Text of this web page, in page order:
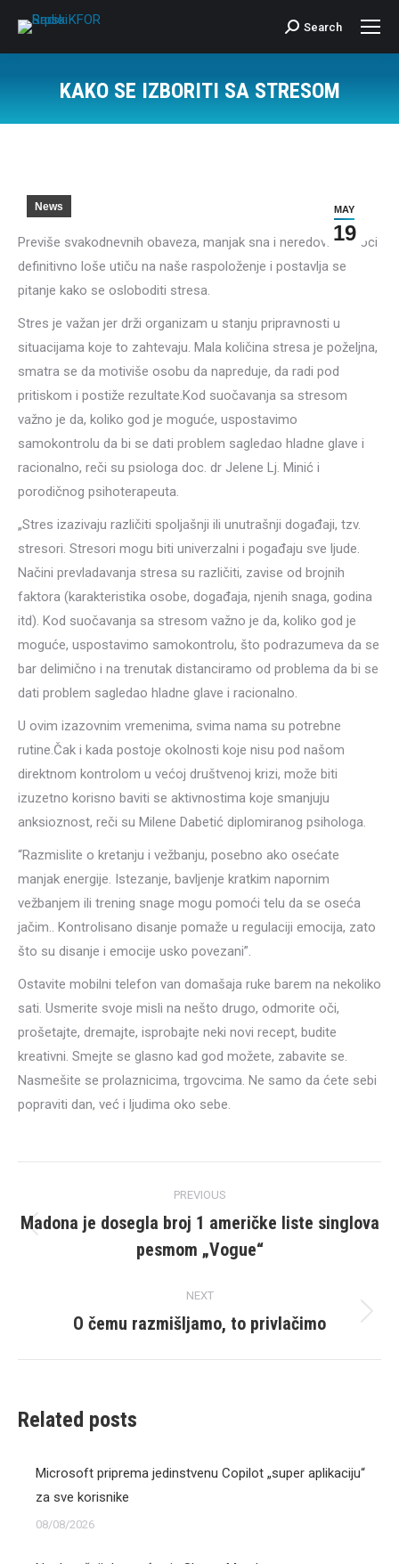
Search:
Search
KAKO SE IZBORITI SA STRESOM
MAY
19
News
Previše svakodnevnih obaveza, manjak sna i neredovni obroci
definitivno loše utiču na naše raspoloženje i postavlja se
pitanje kako se osloboditi stresa.
Stres je važan jer drži organizam u stanju pripravnosti u
situacijama koje to zahtevaju. Mala količina stresa je poželjna,
smatra se da motiviše osobu da napreduje, da radi pod
pritiskom i postiže rezultate.Kod suočavanja sa stresom
važno je da, koliko god je moguće, uspostavimo
samokontrolu da bi se dati problem sagledao hladne glave i
racionalno, reči su psiologa doc. dr Jelene Lj. Minić i
porodičnog psihoterаpeuta.
„Stres izazivaju različiti spoljašnji ili unutrašnji događaji, tzv.
stresori. Stresori mogu biti univerzalni i pogađaju sve ljude.
Načini prevladavanja stresa su različiti, zavise od brojnih
faktora (karakteristika osobe, događaja, njenih snaga, godina
itd). Kod suočavanja sa stresom važno je da, koliko god je
moguće, uspostavimo samokontrolu, što podrazumeva da se
bar delimično i na trenutak distanciramo od problema da bi se
dati problem sagledao hladne glave i racionalno.
U ovim izazovnim vremenima, svima nama su potrebne
rutine.Čak i kada postoje okolnosti koje nisu pod našom
direktnom kontrolom u većoj društvenoj krizi, može biti
izuzetno korisno baviti se aktivnostima koje smanjuju
anksioznost, reči su Milene Dabetić diplomiranog psihologa.
“Razmislite o kretanju i vežbanju, posebno ako osećate
manjak energije. Istezanje, bavljenje kratkim napornim
vežbanjem ili trening snage mogu pomoći telu da se oseća
jačim.. Kontrolisano disanje pomaže u regulaciji emocija, zato
što su disanje i emocije usko povezani”.
Ostavite mobilni telefon van domašaja ruke barem na nekoliko
sati. Usmerite svoje misli na nešto drugo, odmorite oči,
prošetajte, dremajte, isprobajte neki novi recept, budite
kreativni. Smejte se glasno kad god možete, zabavite se.
Nasmešite se prolaznicima, trgovcima. Ne samo da ćete sebi
popraviti dan, već i ljudima oko sebe.
navigation
PREVIOUS
Previous
post:
Madona je dosegla broj 1 američke liste singlova
pesmom „Vogue“
NEXT
Next
O čemu razmišljamo, to privlačimo
Related posts
Microsoft priprema jedinstvenu Copilot „super aplikaciju“
za sve korisnike
08/08/2026